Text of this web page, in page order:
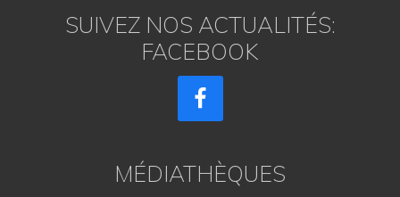
SUIVEZ NOS ACTUALITÉS:
FACEBOOK
MÉDIATHÈQUES